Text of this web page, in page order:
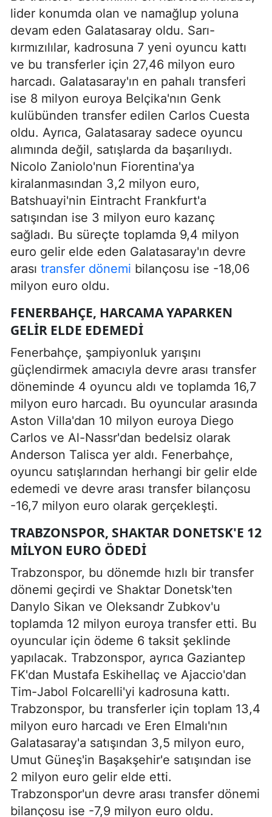
lider konumda olan ve namağlup yoluna
devam eden Galatasaray oldu. Sarı-
kırmızılılar, kadrosuna 7 yeni oyuncu kattı
ve bu transferler için 27,46 milyon euro
harcadı. Galatasaray'ın en pahalı transferi
ise 8 milyon euroya Belçika'nın Genk
kulübünden transfer edilen Carlos Cuesta
oldu. Ayrıca, Galatasaray sadece oyuncu
alımında değil, satışlarda da başarılıydı.
Nicolo Zaniolo'nun Fiorentina'ya
kiralanmasından 3,2 milyon euro,
Batshuayi'nin Eintracht Frankfurt'a
satışından ise 3 milyon euro kazanç
sağladı. Bu süreçte toplamda 9,4 milyon
euro gelir elde eden Galatasaray'ın devre
arası transfer dönemi bilançosu ise -18,06
milyon euro oldu.
FENERBAHÇE, HARCAMA YAPARKEN
GELIR ELDE EDEMEDI
Fenerbahçe, şampiyonluk yarışını
güçlendirmek amacıyla devre arası transfer
döneminde 4 oyuncu aldı ve toplamda 16,7
milyon euro harcadı. Bu oyuncular arasında
Aston Villa'dan 10 milyon euroya Diego
Carlos ve Al-Nassr'dan bedelsiz olarak
Anderson Talisca yer aldı. Fenerbahçe,
oyuncu satışlarından herhangi bir gelir elde
edemedi ve devre arası transfer bilançosu
-16,7 milyon euro olarak gerçekleşti.
TRABZONSPOR, SHAKTAR DONETSK'E 12
MILYON EURO ÖDEDI
Trabzonspor, bu dönemde hızlı bir transfer
dönemi geçirdi ve Shaktar Donetsk'ten
Danylo Sikan ve Oleksandr Zubkov'u
toplamda 12 milyon euroya transfer etti. Bu
oyuncular için ödeme 6 taksit şeklinde
yapılacak. Trabzonspor, ayrıca Gaziantep
FK'dan Mustafa Eskihellaç ve Ajaccio'dan
Tim-Jabol Folcarelli'yi kadrosuna kattı.
Trabzonspor, bu transferler için toplam 13,4
milyon euro harcadı ve Eren Elmalı'nın
Galatasaray'a satışından 3,5 milyon euro,
Umut Güneş'in Başakşehir'e satışından ise
2 milyon euro gelir elde etti.
Trabzonspor'un devre arası transfer dönemi
bilançosu ise -7,9 milyon euro oldu.